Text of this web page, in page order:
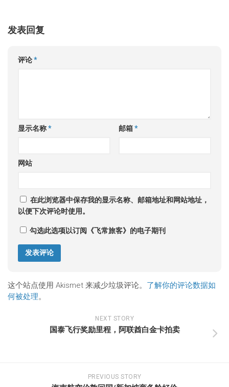
发表回复
评论*
显示名称* 邮箱*
网站
在此浏览器中保存我的显示名称、邮箱地址和网站地址，
以便下次评论时使用。
勾选此选项以订阅《飞常旅客》的电子期刊
这个站点使用 Akismet 来减少垃圾评论。 了解你的评论数据如
何被处理。
NEXT STORY
国泰飞行奖励里程，阿联酋白金卡拍卖
PREVIOUS STORY